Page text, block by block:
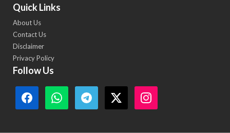
Quick Links
About Us
Contact Us
Disclaimer
Privacy Policy
Follow Us